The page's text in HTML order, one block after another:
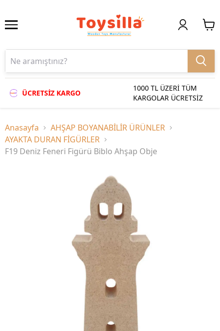
ÜCRETSİZ KARGO
1000 TL ÜZERİ TÜM
KARGOLAR ÜCRETSİZ
Anasayfa
AHŞAP BOYANABİLİR ÜRÜNLER
AYAKTA DURAN FİGÜRLER
F19 Deniz Feneri Figürü Biblo Ahşap Obje